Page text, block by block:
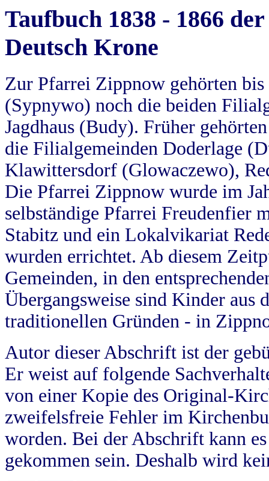
Taufbuch 1838 - 1866
Deutsch Krone
Zur Pfarrei Zippnow gehörten
(Sypnywo) noch die beiden
Jagdhaus (Budy). Früher
die Filialgemeinden Doderlage
Klawittersdorf (Glowaczewo),
Die Pfarrei Zippnow wurde im
selbständige Pfarrei Freudenfier
Stabitz und ein Lokalvikariat
wurden errichtet. Ab diesem
Gemeinden, in den
Übergangsweise sind Kinder aus
traditionellen Gründen - in
Autor dieser Abschrift ist der
Er weist auf folgende
von einer Kopie des Original-
zweifelsfreie Fehler im
worden. Bei der Abschrift kann
gekommen sein. Deshalb wird